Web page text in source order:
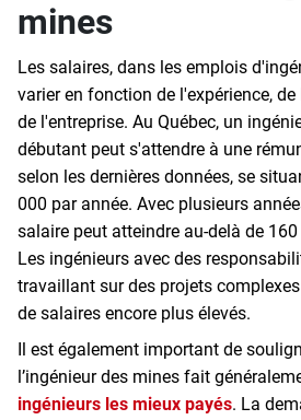
mines
Les salaires, dans les emplois
varier en fonction de l'expérience,
de l'entreprise. Au Québec, un
débutant peut s'attendre à une
selon les dernières données, se
000 par année. Avec plusieurs
salaire peut atteindre au-delà de
Les ingénieurs avec des
travaillant sur des projets
de salaires encore plus élevés.
Il est également important de
l’ingénieur des mines fait
ingénieurs les mieux payés. La